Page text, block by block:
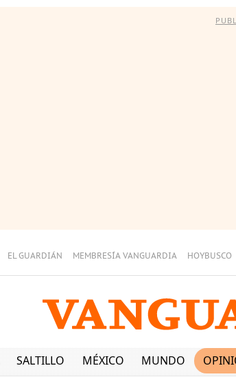
EL GUARDIÁN MEMBRESÍA VANGUARDIA HOYBUSCO
SALTILLO MÉXICO MUNDO